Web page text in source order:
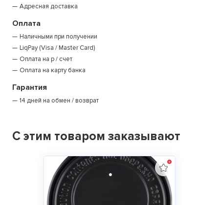
Адресная доставка
Оплата
Наличными при получении
LiqPay (Visa / Master Card)
Оплата на р / счет
Оплата на карту банка
Гарантия
14 дней на обмен / возврат
С этим товаром заказывают